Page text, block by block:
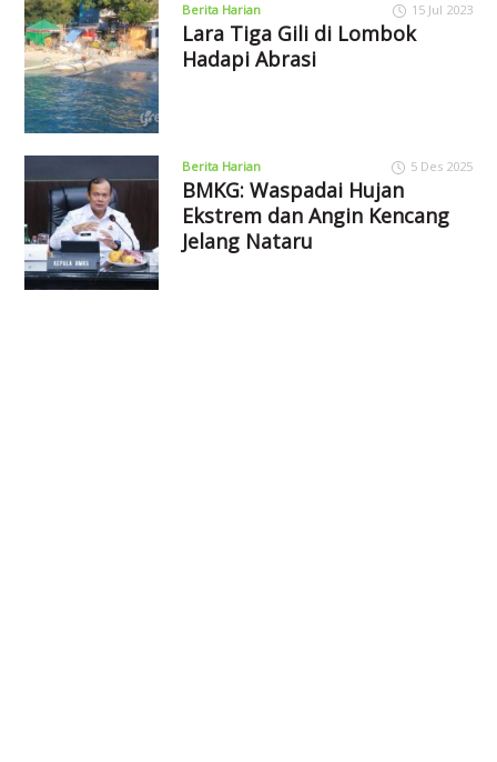
Berita Harian 15 Jul 2023
Lara Tiga Gili di Lombok
Hadapi Abrasi
Berita Harian 5 Des 2025
BMKG: Waspadai Hujan
Ekstrem dan Angin Kencang
Jelang Nataru